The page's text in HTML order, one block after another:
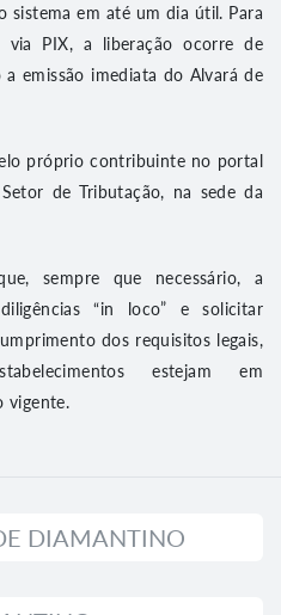
sistema em até um dia útil. Para
via PIX, a liberação ocorre de
emissão imediata do Alvará de
próprio contribuinte no portal
de Tributação, na sede da
sempre que necessário, a
“in loco” e solicitar
dos requisitos legais,
estejam em
vigente.
DIAMANTINO